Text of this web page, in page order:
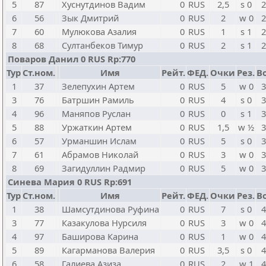
5 87 Хуснутдинов Вадим 0 RUS 2,5 s 0
2
6
56 Зык Дмитрий 0 RUS 2 w 0
2
7
60 Мулюкова Азалия 0 RUS 1 s 1
2
8
68 Султанбеков Тимур 0 RUS 2 s 1
2
Поваров Данил 0 RUS Rp:770
Тур Ст.ном. Имя Рейт.ФЕД. Очки Рез.
1
37 Зелепухин Артем 0 RUS 5 w 0
3
3
76 Батршин Рамиль 0 RUS 4 s 0
3
4
96 Маняпов Руслан 0 RUS 0 s 1
3
5
88 Уржаткин Артем 0 RUS 1,5 w ½ 3
6
57 Урманшин Ислам 0 RUS 5 s 0
3
7
61 Абрамов Николай 0 RUS 3 w 0
3
8
69 Загидуллин Радмир 0 RUS 5 w 0
3
Синева Мария 0 RUS Rp:691
Тур Ст.ном. Имя Рейт.ФЕД. Очки Рез.
1
38 Шамсутдинова Руфина 0 RUS 7 s 0
4
3
77 Казакулова Нурсиля 0 RUS 3 w 0
4
4
97 Баширова Карина 0 RUS 1 w 0
4
5
89 Кагарманова Валерия 0 RUS 3,5 s 0
4
6
58 Галиева Азиза 0 RUS 2 w 1 4